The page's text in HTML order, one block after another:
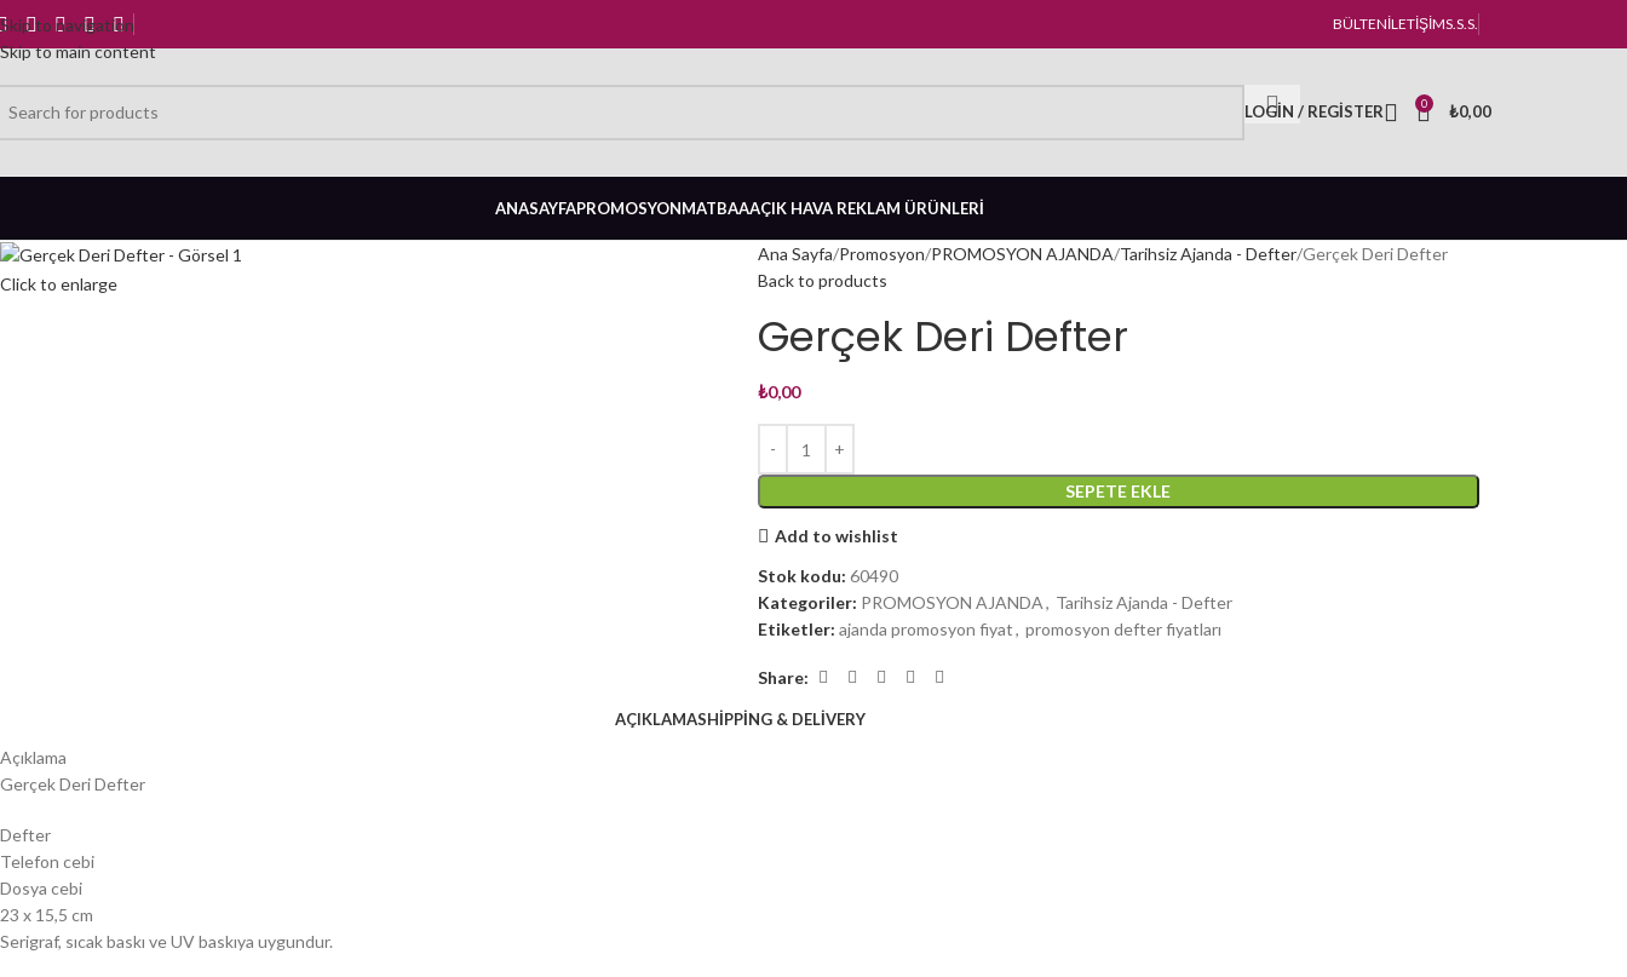
Skip to navigation
Skip to main content
BÜLTENİLETIŞIMS.S.S.
LOGIN / REGISTER 0 ₺0,00
ANASAYFAPROMOSYONMATBAAAÇIK HAVA REKLAM ÜRÜNLERI
Click to enlarge
Ana Sayfa Promosyon PROMOSYON AJANDA Tarihsiz Ajanda - Defter Gerçek Deri Defter
Back to products
Gerçek Deri Defter
₺0,00
SEPETE EKLE
Add to wishlist
Stok kodu: 60490
Kategoriler: PROMOSYON AJANDA, Tarihsiz Ajanda - Defter
Etiketler: ajanda promosyon fiyat, promosyon defter fiyatları
Share:
AÇIKLAMASHIPPING & DELIVERY
Açıklama
Gerçek Deri Defter
Defter
Telefon cebi
Dosya cebi
23 x 15,5 cm
Serigraf, sıcak baskı ve UV baskıya uygundur.